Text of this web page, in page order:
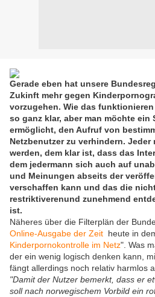
Gerade eben hat unsere
Zukinft mehr gegen
vorzugehen. Wie das
so ganz klar, aber man möchte ein
ermöglicht, den Aufruf von
Netzbenutzer zu verhindern.
werden, dem klar ist, dass das
dem jedermann sich auch auf
und Meinungen abseits der
verschaffen kann und das die
restriktiverenund zunehmend
ist.
Näheres über die Filterplän der
Online-Ausgabe der Zeit heute in
Kinderpornokontrolle im Netz". Was
der ein wenig logisch denken kann,
fängt allerdings noch relativ harmlos
"Damit der Nutzer bemerkt, dass er
soll nach norwegischem Vorbild ein